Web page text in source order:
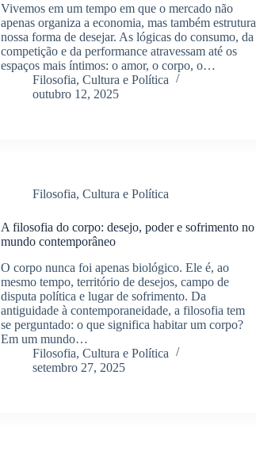
Vivemos em um tempo em que o mercado não
apenas organiza a economia, mas também estrutura
nossa forma de desejar. As lógicas do consumo, da
competição e da performance atravessam até os
espaços mais íntimos: o amor, o corpo, o…
Filosofia, Cultura e Política
outubro 12, 2025
Filosofia, Cultura e Política
A filosofia do corpo: desejo, poder e sofrimento no
mundo contemporâneo
O corpo nunca foi apenas biológico. Ele é, ao
mesmo tempo, território de desejos, campo de
disputa política e lugar de sofrimento. Da
antiguidade à contemporaneidade, a filosofia tem
se perguntado: o que significa habitar um corpo?
Em um mundo…
Filosofia, Cultura e Política
setembro 27, 2025